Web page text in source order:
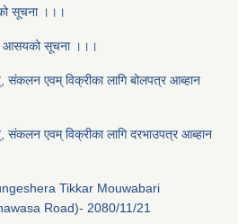
सूचना ।।।
आसयको सूचना ।।।
संकलन एवम् विक्रीका लागि बोलपत्र आब्हान
संकलन एवम् विक्रीका लागि दरभाउपत्र आब्हान
Tikkar Mouwabari
Road)- 2080/11/21